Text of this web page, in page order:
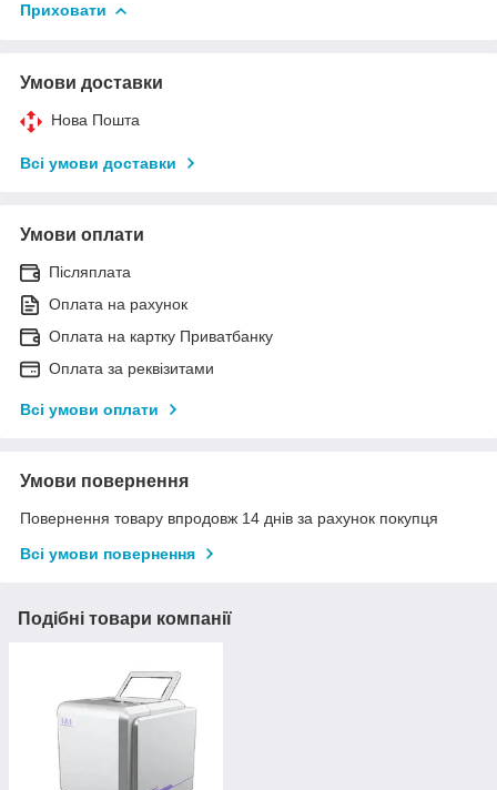
Приховати
Умови доставки
Нова Пошта
Всі умови доставки
Умови оплати
Післяплата
Оплата на рахунок
Оплата на картку Приватбанку
Оплата за реквізитами
Всі умови оплати
Умови повернення
Повернення товару впродовж 14 днів за рахунок покупця
Всі умови повернення
Подібні товари компанії